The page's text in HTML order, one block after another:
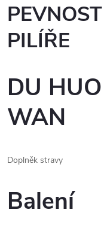
PILÍŘE
DU
WAN
Doplněk stravy
Balení